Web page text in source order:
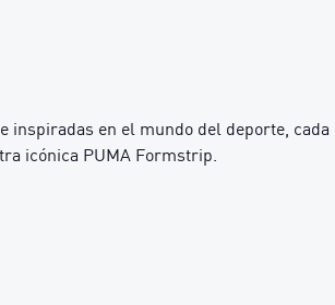
inspiradas en el mundo del deporte, cada
icónica PUMA Formstrip.